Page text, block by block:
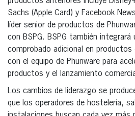
Sachs (Apple Card) y Facebook
líder senior de productos de
con BSPG. BSPG también integrará
comprobado adicional en productos
con el equipo de Phunware para
productos y el lanzamiento
Los cambios de liderazgo se
que los operadores de hostelería,